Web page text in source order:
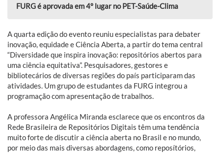
FURG é aprovada em 4º lugar no PET-Saúde-Clima
A quarta edição do evento reuniu especialistas para debater
inovação, equidade e Ciência Aberta, a partir do tema central
“Diversidade que inspira inovação: repositórios abertos para
uma ciência equitativa”. Pesquisadores, gestores e
bibliotecários de diversas regiões do país participaram das
atividades. Um grupo de estudantes da FURG integrou a
programação com apresentação de trabalhos.
A professora Angélica Miranda esclarece que os encontros da
Rede Brasileira de Repositórios Digitais têm uma tendência
muito forte de discutir a ciência aberta no Brasil e no mundo,
por meio das mais diversas abordagens, como reposítórios,